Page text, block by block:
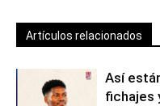
Artículos relacionados
Así
fichajes